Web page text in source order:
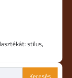
stílus,